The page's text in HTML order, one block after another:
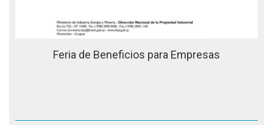
Feria de Beneficios para Empresas